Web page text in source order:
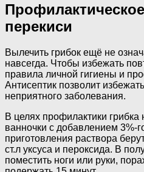
перекиси
Вылечить грибок ещё не
навсегда. Чтобы избежать
правила личной гигиены и
Антисептик позволит
неприятного заболевания.
В целях профилактики грибка
ванночки с добавлением 3%-
приготовления раствора
ст.л уксуса и пероксида. В
поместить ноги или руки,